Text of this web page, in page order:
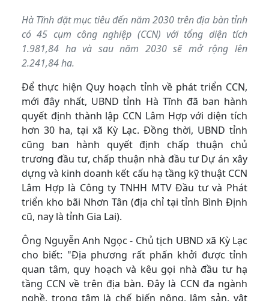
Hà Tĩnh đặt mục tiêu đến năm 2030 trên địa bàn tỉnh
có 45 cụm công nghiệp (CCN) với tổng diện tích
1.981,84 ha và sau năm 2030 sẽ mở rộng lên
2.241,84 ha.
Để thực hiện Quy hoạch tỉnh về phát triển CCN,
mới đây nhất, UBND tỉnh Hà Tĩnh đã ban hành
quyết định thành lập CCN Lâm Hợp với diện tích
hơn 30 ha, tại xã Kỳ Lạc. Đồng thời, UBND tỉnh
cũng ban hành quyết định chấp thuận chủ
trương đầu tư, chấp thuận nhà đầu tư Dự án xây
dựng và kinh doanh kết cấu hạ tầng kỹ thuật CCN
Lâm Hợp là Công ty TNHH MTV Đầu tư và Phát
triển kho bãi Nhơn Tân (địa chỉ tại tỉnh Bình Định
cũ, nay là tỉnh Gia Lai).
Ông Nguyễn Anh Ngọc - Chủ tịch UBND xã Kỳ Lạc
cho biết: "Địa phương rất phấn khởi được tỉnh
quan tâm, quy hoạch và kêu gọi nhà đầu tư hạ
tầng CCN về trên địa bàn. Đây là CCN đa ngành
nghề, trọng tâm là chế biến nông, lâm sản, vật